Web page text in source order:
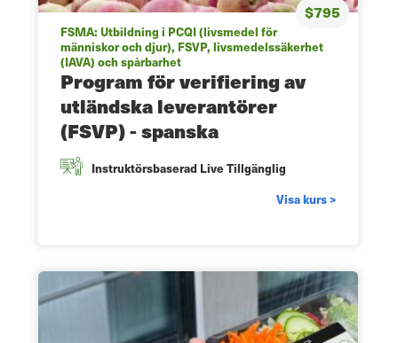
$795
FSMA: Utbildning i PCQI (livsmedel för
människor och djur), FSVP, livsmedelssäkerhet
(IAVA) och spårbarhet
Program för verifiering av
utländska leverantörer
(FSVP) - spanska
Instruktörsbaserad Live Tillgänglig
Visa kurs >